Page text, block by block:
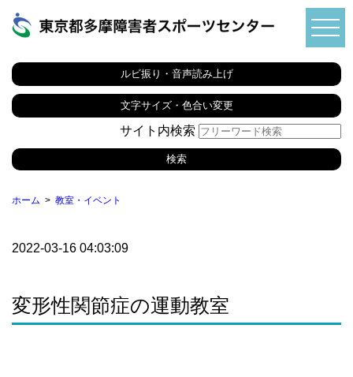
ルビ振り・音声読み上げ
文字サイズ・色合い変更
サイト内検索
ホーム 教室・イベント
2022-03-16 04:03:09
変形性関節症の運動教室